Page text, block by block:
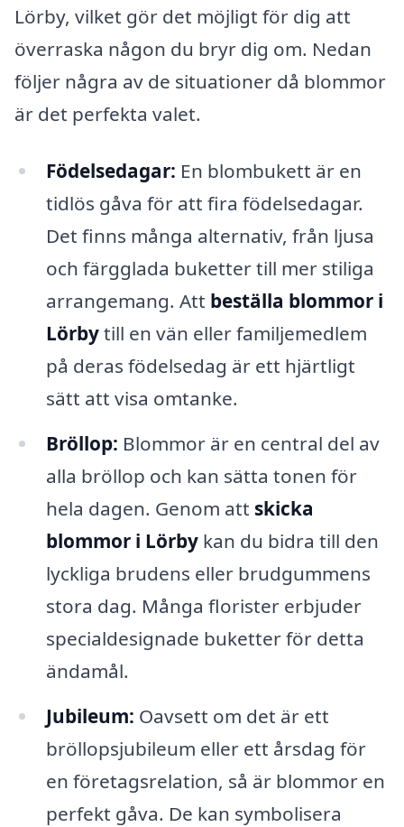
Lörby, vilket gör det möjligt för dig att
överraska någon du bryr dig om. Nedan
följer några av de situationer då blommor
är det perfekta valet.
Födelsedagar: En blombukett är en
tidlös gåva för att fira födelsedagar.
Det finns många alternativ, från ljusa
och färgglada buketter till mer stiliga
arrangemang. Att beställa blommor i
Lörbytill en vän eller familjemedlem
på deras födelsedag är ett hjärtligt
sätt att visa omtanke.
Bröllop: Blommor är en central del av
alla bröllop och kan sätta tonen för
hela dagen. Genom att skicka
blommor i Lörbykan du bidra till den
lyckliga brudens eller brudgummens
stora dag. Många florister erbjuder
specialdesignade buketter för detta
ändamål.
Jubileum: Oavsett om det är ett
bröllopsjubileum eller ett årsdag för
en företagsrelation, så är blommor en
perfekt gåva. De kan symbolisera